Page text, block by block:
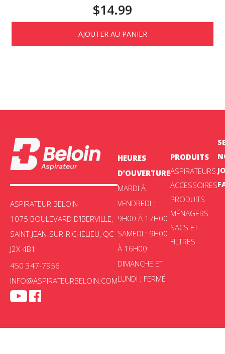
$14.99
AJOUTER AU PANIER
ASPIRATEUR BELOIN
1075 BOULEVARD D’IBERVILLE,
SAINT-JEAN-SUR-RICHELIEU, QC
J2X 4B1
450 347-7956
INFO@ASPIRATEURBELOIN.COM
HEURES
D’OUVERTURE
MARDI À
VENDREDI :
9H00 À 17H00
SAMEDI : 9H00
À 16H00
DIMANCHE ET
LUNDI : FERMÉ
PRODUITS
ASPIRATEURS
ACCESSOIRES
PRODUITS
MÉNAGERS
SACS ET
FILTRES